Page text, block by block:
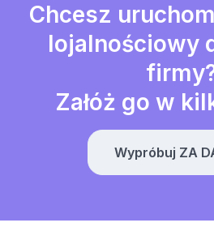
Chcesz
lojalnościowy
Załóż go w
Wypróbuj ZA